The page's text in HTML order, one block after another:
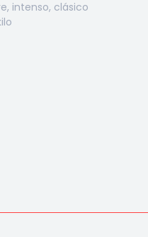
intenso, clásico